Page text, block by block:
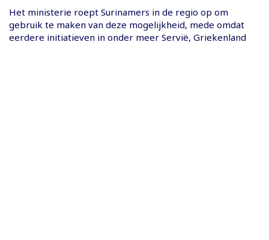
Het ministerie roept Surinamers in de regio op om
gebruik te maken van deze mogelijkheid, mede omdat
eerdere initiatieven in onder meer Servië, Griekenland